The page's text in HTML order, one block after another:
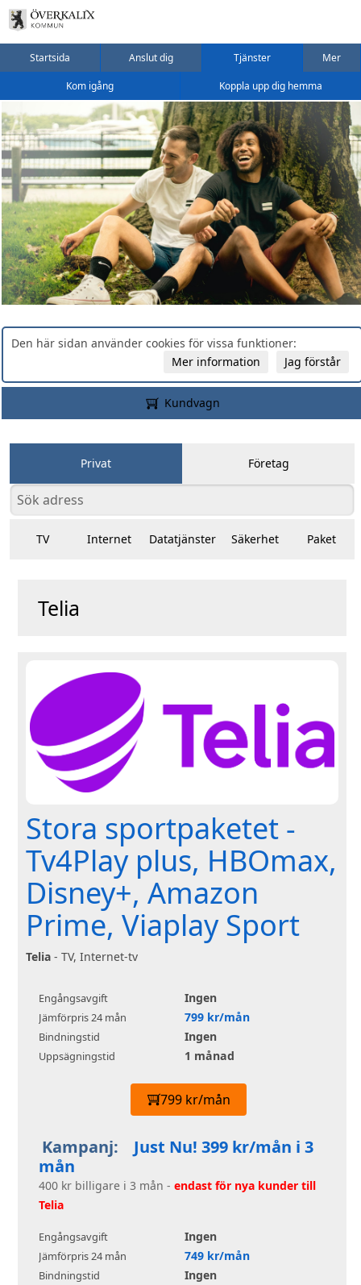
Startsida Anslut dig Tjänster Mer
Kom igång Koppla upp dig hemma
Den här sidan använder cookies för vissa funktioner:
Jag förstår
Mer information
Kundvagn
Privat Företag
TV Internet Datatjänster Säkerhet Paket
Telia
Stora sportpaketet -
Tv4Play plus, HBOmax,
Disney+, Amazon
Prime, Viaplay Sport
Telia - TV, Internet-tv
Engångsavgift Ingen
Jämförpris 24 mån 799 kr/mån
Bindningstid Ingen
Uppsägningstid 1 månad
799 kr/mån
Kampanj:
Just Nu! 399 kr/mån i 3
mån
400 kr billigare i 3 mån - endast för nya kunder till
Telia
Engångsavgift Ingen
Jämförpris 24 mån 749 kr/mån
Bindningstid Ingen